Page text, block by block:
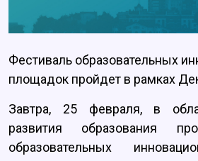
Фестиваль образовательных
площадок пройдет в рамках
Завтра, 25 февраля, в
развития образования
образовательных